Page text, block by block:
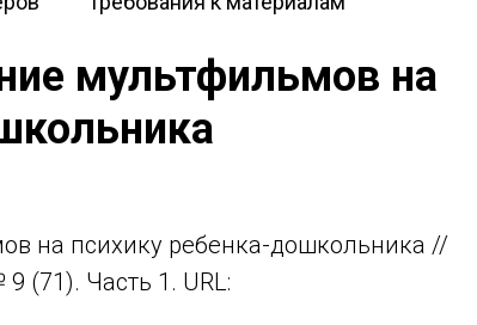
мультфильмов на
на психику ребенка-дошкольника //
(71). Часть 1. URL: